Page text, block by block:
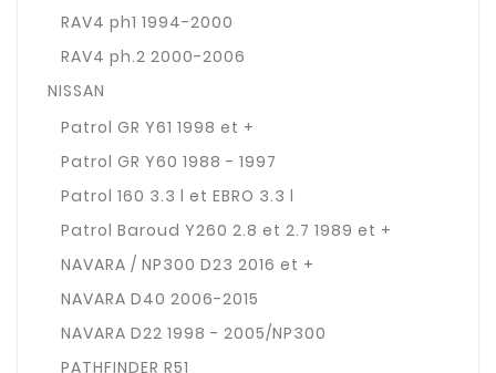
RAV4 ph1 1994-2000
RAV4 ph.2 2000-2006
NISSAN
Patrol GR Y61 1998 et +
Patrol GR Y60 1988 - 1997
Patrol 160 3.3 l et EBRO 3.3 l
Patrol Baroud Y260 2.8 et 2.7 1989 et +
NAVARA / NP300 D23 2016 et +
NAVARA D40 2006-2015
NAVARA D22 1998 - 2005/NP300
PATHFINDER R51